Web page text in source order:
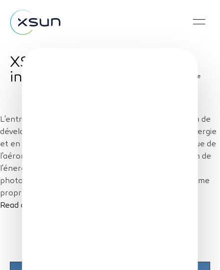
XSun focuses on
inspection
Share
L'entreprise XSun mise sur les panneaux solaires afin de
développer une solution de drone autonome « en énergie
et en décision ». Grâce à la conception aérodynamique de
l'aéronef de plus de 4 mètres d'envergure, l'utilisation de
l'énergie est rationalisée. L'emploi des panneaux
photovoltaïques permet ainsi l'émergence d'un système
propre, auto-alimenté.
Read article